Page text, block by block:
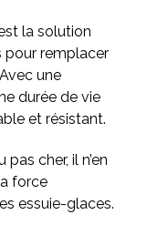
la solution
pour remplacer
une
durée de vie
et résistant.
pas cher, il n’en
force
essuie-glaces.